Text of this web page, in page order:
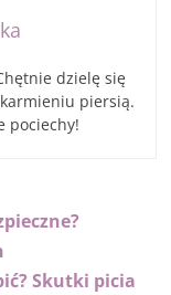
dzielę się
piersią.
pociechy!
Skutki picia